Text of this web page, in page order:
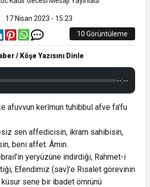
17 Nisan 2023 - 15:23
10 Görüntüleme
/ Köşe Yazısını Dinle
--:--
afuvvun kerîmun tuhibbul afve fa’fu
sen affedicisin, ikram sahibisin,
beni affet. Âmin.
yeryüzüne indirdiği, Rahmet-i
Efendimiz (sav)’e Risalet görevinin
sene bir ibadet ömrünü